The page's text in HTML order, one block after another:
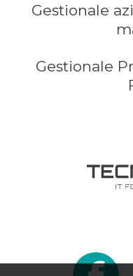
Gestionale
Gestionale